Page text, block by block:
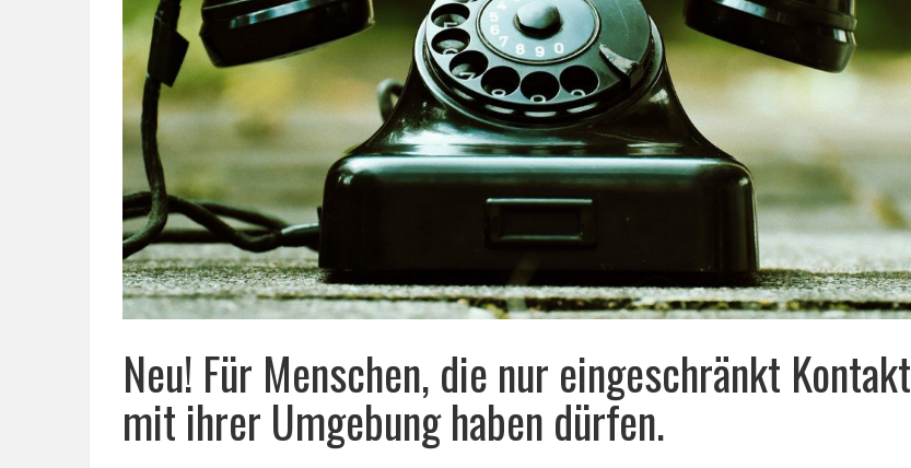
Neu! Für Menschen, die nur eingeschränkt Kontakt
mit ihrer Umgebung haben dürfen.